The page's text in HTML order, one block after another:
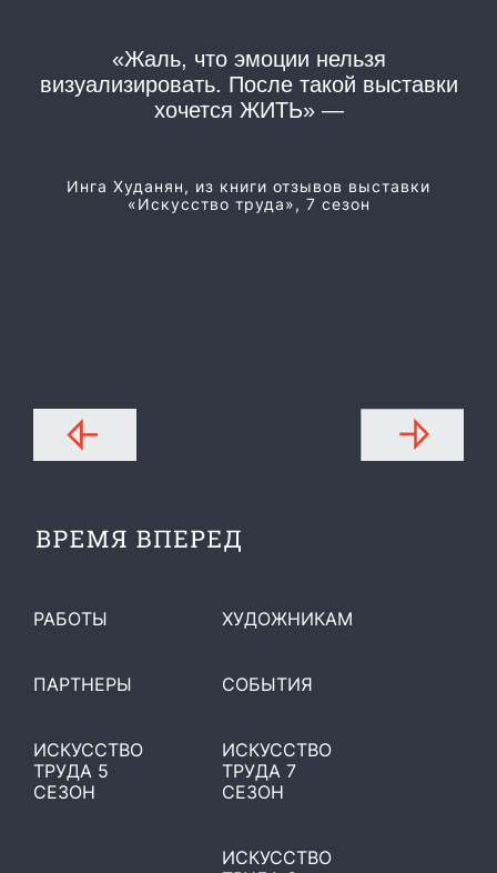
«Жаль, что эмоции нельзя
визуализировать. После такой выставки
хочется ЖИТЬ» —
Инга Худанян, из книги отзывов выставки
«Искусство труда», 7 сезон
РАБОТЫ ХУДОЖНИКАМ
ПАРТНЕРЫ СОБЫТИЯ
ИСКУССТВО
ТРУДА 5
СЕЗОН
ИСКУССТВО
ИСКУССТВО
ТРУДА 7
СЕЗОН